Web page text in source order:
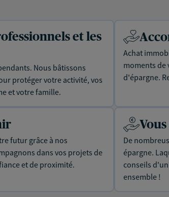
et les
Nous bâtissons
protéger votre activité, vos
et votre famille.
Achat
moments de
d'épargne.
futur grâce à nos
dans vos projets de
et de proximité.
De
épargne.
conseils
ensemble !